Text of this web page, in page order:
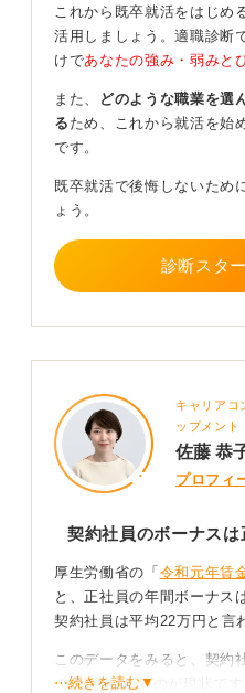
何カ月分という観点をしっ
う。
この場合、基本給の4.5カ月
るという意味になります。
を掛け算すると、年間90万
のです。
ここで注意したいのは月給
算される点です。「月給25
されます。
回答を読んでいるうちに、
ん。しかし実際には、面
されることに消極的な企業
そのため、まずは求人票に
とを推奨します。
0
これから既卒就活をはじめ
活用しましょう。適職診断
けであなたの強み・弱みと
また、
どのような職業を選
る ため、これから就活を始
です。
既卒就活で後悔しないため
ょう。
診断スタ
キャリアコ
ップメント
佐藤 恭
プロフィ
契約社員のボーナス
厚生労働省の「 令和元年賃
と、正社員の年間ボーナス
契約社員は平均22万円と言
このデータをみると、契約
の1程度になるのが現状です
⋯続きを読む▼